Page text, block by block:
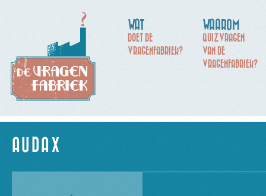
WAT
DOET DE
VRAGENFABRIEK?
WAAROM
QUIZVRAGEN
VAN DE
VRAGENFABRIEK?
AUDAX